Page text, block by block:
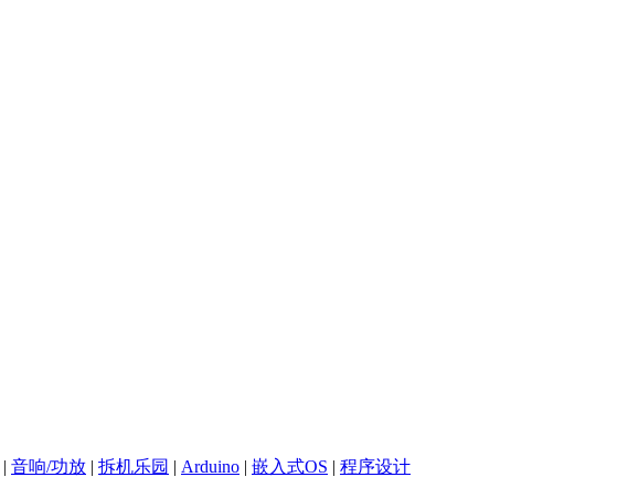
| 音响/功放 | 拆机乐园 | Arduino | 嵌入式OS | 程序设计